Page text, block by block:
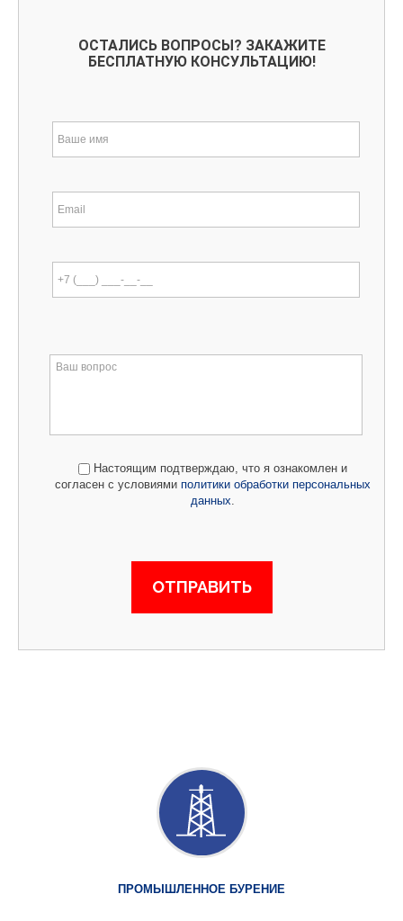
ОСТАЛИСЬ ВОПРОСЫ? ЗАКАЖИТЕ
БЕСПЛАТНУЮ КОНСУЛЬТАЦИЮ!
Настоящим подтверждаю, что я ознакомлен и
согласен с условиями политики обработки персональных
данных.
ПРОМЫШЛЕННОЕ БУРЕНИЕ